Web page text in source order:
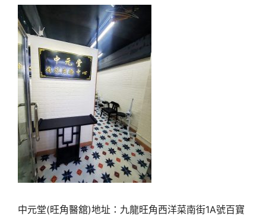
中元堂(旺角醫舘)地址：九龍旺角西洋菜南街1A號百寶